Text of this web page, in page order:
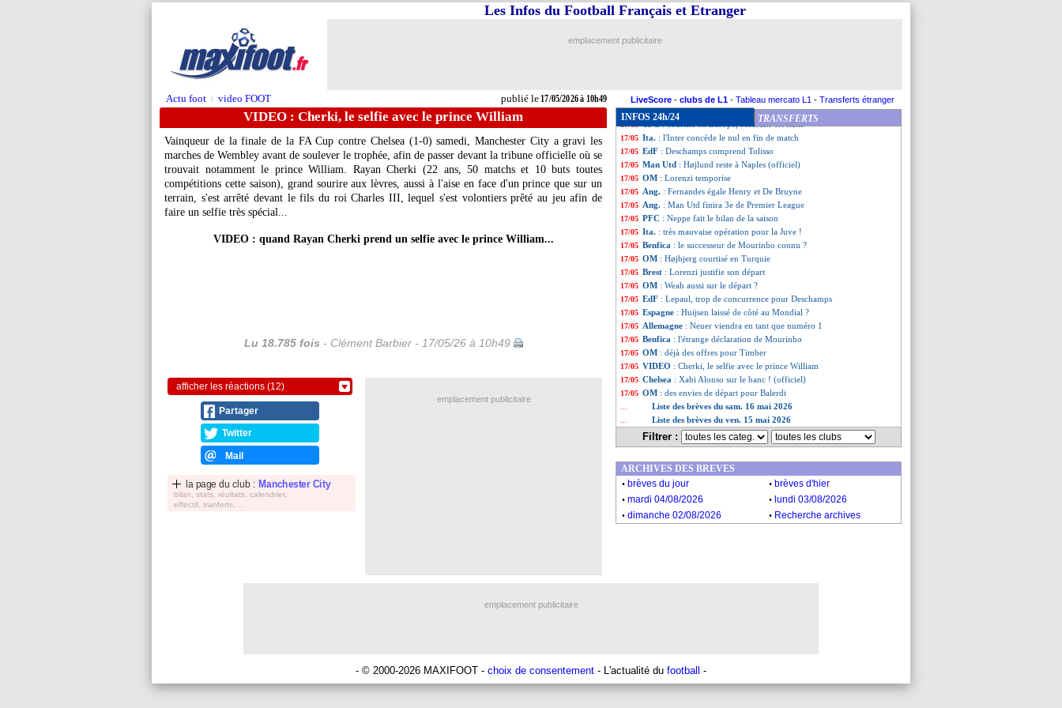
Actu foot > video FOOT publié le17/05/2026 à 10h49
Les Infos du Football Français et Etranger
emplacement publicitaire
LiveScore - clubs de L1 - Tableau mercato L1 - Transferts étranger
VIDEO : Cherki, le selfie avec le prince William
Vainqueur de la finale de la FA Cup contre Chelsea (1-0) samedi, Manchester City a gravi les
marches de Wembley avant de soulever le trophée, afin de passer devant la tribune officielle où se
trouvait notamment le prince William. RayanCherki (22 ans, 50 matchs et 10 buts toutes
compétitions cette saison), grand sourire aux lèvres, aussi à l'aise en face d'un prince que sur un
terrain, s'est arrêté devant le fils du roi Charles III, lequel s'est volontiers prêté au jeu afin de
faire un selfie très spécial...
VIDEO : quand Rayan Cherki prend un selfie avec le prince William...
Lu 18.785 fois - Clément Barbier - 17/05/26 à 10h49
afficher les réactions (12)
Partager
Twitter
Mail
la page du club : Manchester City
bilan, stats, réultats, calendrier,
effectif, tranferts, ...
INFOS 24h/24 TRANSFERTS
17/05 EdF: nouvelles rassurantes pour Manu Koné
17/05 VIDEO : l'émotion de Griezmann pour sa der'
17/05 VIDEO
17/05 Man Utd : un indice lâché par Carrick ?
17/05 All.: promotion historique pour Elversberg
: courtisé en Europe, Methalie est flatté
17/05 Ita. : l'Inter concède le nul en fin de match
17/05 EdF : Deschamps comprend Tolisso
17/05 Man Utd : Højlund reste à Naples (officiel)
17/05 OM : Lorenzi temporise
17/05 Ang. : Fernandes égale Henry et De Bruyne
17/05 Ang. : Man Utd finira 3e de Premier League
17/05 PFC : Neppe fait le bilan de la saison
17/05 Ita. : très mauvaise opération pour la Juve !
17/05 Benfica : le successeur de Mourinho connu ?
17/05 OM : Højbjerg courtisé en Turquie
17/05 Brest : Lorenzi justifie son départ
17/05 OM : Weah aussi sur le départ ?
17/05 EdF : Lepaul, trop de concurrence pour Deschamps
17/05 Espagne : Huijsen laissé de côté au Mondial ?
17/05 Allemagne : Neuer viendra en tant que numéro 1
17/05 Benfica : l'étrange déclaration de Mourinho
17/05 OM : déjà des offres pour Timber
17/05 VIDEO : Cherki, le selfie avec le prince William
17/05 Chelsea : Xabi Alonso sur le banc ! (officiel)
17/05 OM : des envies de départ pour Balerdi
Liste des brèves du sam. 16 mai 2026
Liste des brèves du ven. 15 mai 2026
Filtrer :
emplacement publicitaire
ARCHIVES DES BREVES
. brèves du jour . brèves d'hier
. mardi 04/08/2026 . lundi 03/08/2026
. dimanche 02/08/2026 . Recherche archives
emplacement publicitaire
- © 2000-2026 MAXIFOOT - choix de consentement - L'actualité du football -